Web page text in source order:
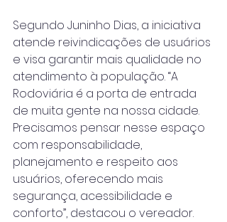
Segundo Juninho Dias, a iniciativa
atende reivindicações de usuários
e visa garantir mais qualidade no
atendimento à população. “A
Rodoviária é a porta de entrada
de muita gente na nossa cidade.
Precisamos pensar nesse espaço
com responsabilidade,
planejamento e respeito aos
usuários, oferecendo mais
segurança, acessibilidade e
conforto”, destacou o vereador.